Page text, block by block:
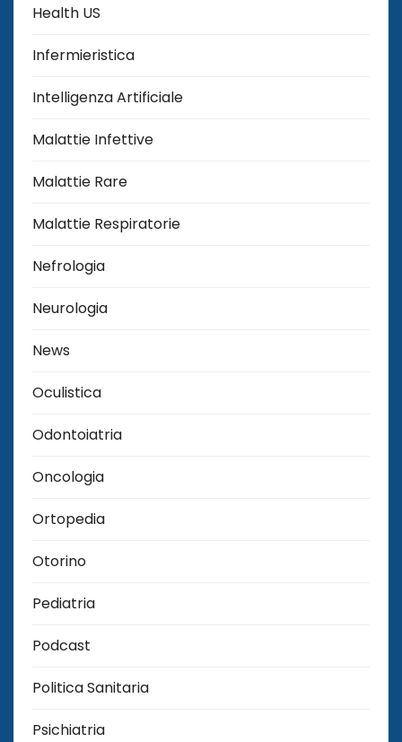
Health US
Infermieristica
Intelligenza Artificiale
Malattie Infettive
Malattie Rare
Malattie Respiratorie
Nefrologia
Neurologia
News
Oculistica
Odontoiatria
Oncologia
Ortopedia
Otorino
Pediatria
Podcast
Politica Sanitaria
Psichiatria